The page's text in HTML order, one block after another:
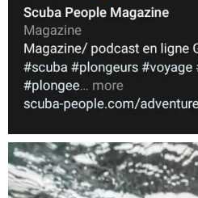
Nov 5
scuba_people_magazine